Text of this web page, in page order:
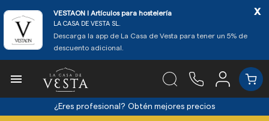
VESTAON l Artículos para hostelería
LA CASA DE VESTA SL.
Descarga la app de La Casa de Vesta para tener un 5% de
descuento adicional.
x

¿Eres profesional? Obtén mejores precios